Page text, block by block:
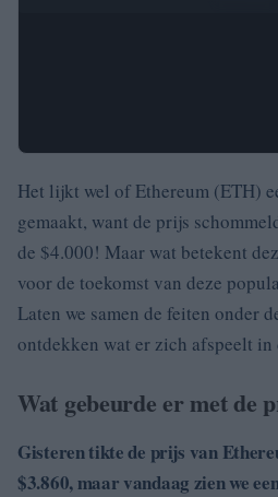
Het lijkt wel of Ethereum (ETH)
gemaakt, want de prijs
de $4.000! Maar wat betekent
voor de toekomst van deze
Laten we samen de feiten onder
ontdekken wat er zich afspeelt in
Wat gebeurde er met de
Gisteren tikte de prijs van
$3.860, maar vandaag zien we